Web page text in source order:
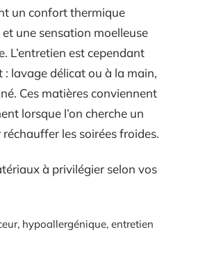
un confort thermique
une sensation moelleuse
L’entretien est cependant
: lavage délicat ou à la main,
Ces matières conviennent
lorsque l’on cherche un
les soirées froides.
à privilégier selon vos
hypoallergénique, entretien